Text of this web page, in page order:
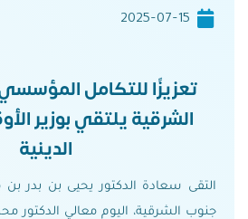
2025-07-15
تعزيزًا للتكامل
الشرقية يلتقي بوزير
الدينية
التقى سعادة الدكتور يحيى بن بدر
جنوب الشرقية، اليوم معالي الدكتور